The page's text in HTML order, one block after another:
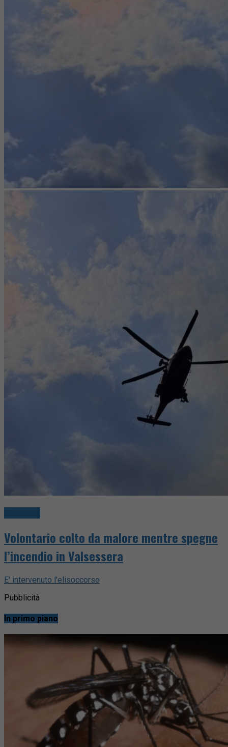
Volontario colto da malore mentre spegne
l’incendio in Valsessera
E' intervenuto l'elisoccorso
Pubblicità
In primo piano